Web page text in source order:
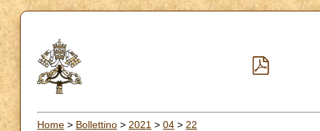
Home > Bollettino > 2021 > 04 > 22